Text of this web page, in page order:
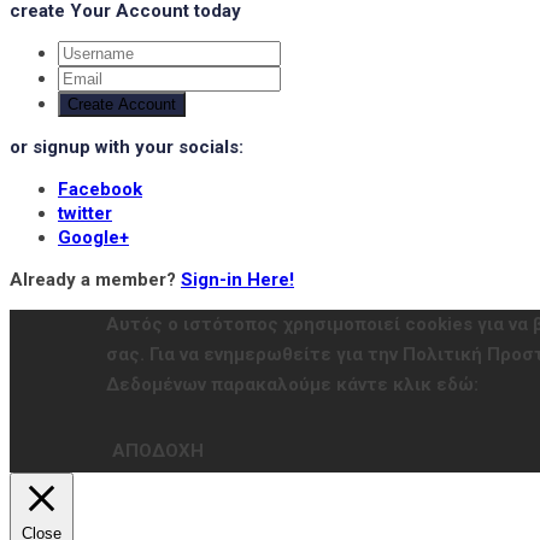
create Your Account today
Create Account
or signup with your socials:
Facebook
twitter
Google+
Already a member? Sign-in Here!
Αυτός ο ιστότοπος χρησιμοποιεί cookies για να
σας. Για να ενημερωθείτε για την Πολιτική
Δεδομένων παρακαλούμε κάντε κλικ εδώ:
ΑΠΟΔΟΧΗ
Close